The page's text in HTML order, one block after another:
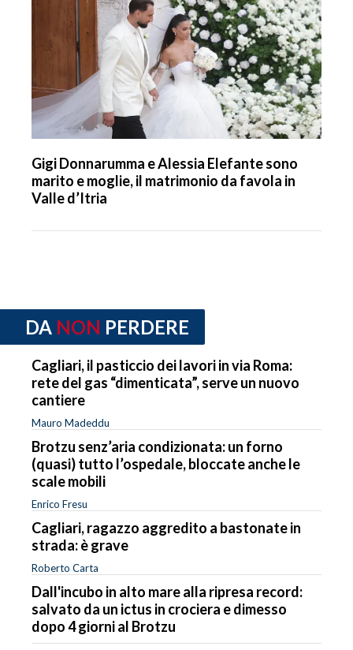
Gigi Donnarumma e Alessia Elefante sono
marito e moglie, il matrimonio da favola in
Valle d’Itria
DA NON PERDERE
Cagliari, il pasticcio dei lavori in via Roma:
rete del gas “dimenticata”, serve un nuovo
cantiere
Mauro Madeddu
Brotzu senz’aria condizionata: un forno
(quasi) tutto l’ospedale, bloccate anche le
scale mobili
Enrico Fresu
Cagliari, ragazzo aggredito a bastonate in
strada: è grave
Roberto Carta
Dall'incubo in alto mare alla ripresa record:
salvato da un ictus in crociera e dimesso
dopo 4 giorni al Brotzu